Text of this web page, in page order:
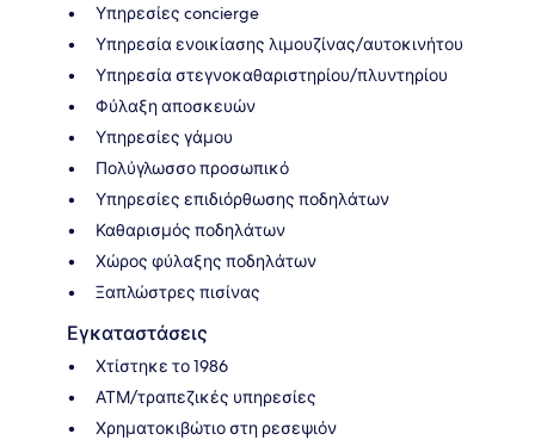
Υπηρεσίες concierge
Υπηρεσία ενοικίασης λιμουζίνας/αυτοκινήτου
Υπηρεσία στεγνοκαθαριστηρίου/πλυντηρίου
Φύλαξη αποσκευών
Υπηρεσίες γάμου
Πολύγλωσσο προσωπικό
Υπηρεσίες επιδιόρθωσης ποδηλάτων
Καθαρισμός ποδηλάτων
Χώρος φύλαξης ποδηλάτων
Ξαπλώστρες πισίνας
Εγκαταστάσεις
Χτίστηκε το 1986
ΑΤΜ/τραπεζικές υπηρεσίες
Χρηματοκιβώτιο στη ρεσεψιόν